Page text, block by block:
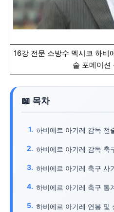
16강 전문 소방수 멕시코 하비
술 포메이션
하비에르 아기레 감독 전
하비에르 아기레 감독 축
하비에르 아기레 축구 사
하비에르 아기레 축구 통
하비에르 아기레 연봉 및